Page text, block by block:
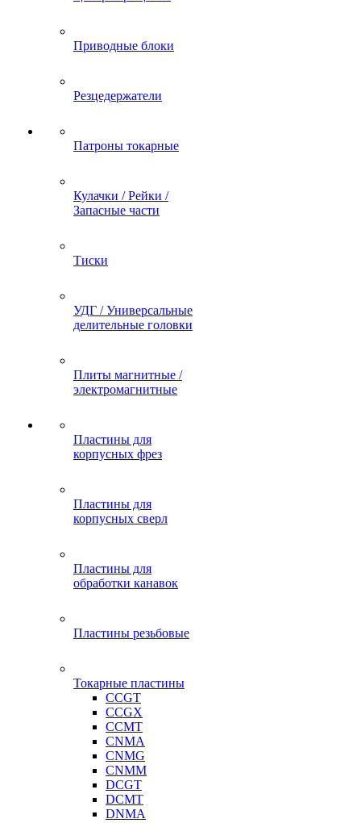
Приводные блоки
Резцедержатели
Патроны токарные
Кулачки / Рейки /
Запасные части
Тиски
УДГ / Универсальные
делительные головки
Плиты магнитные /
электромагнитные
Пластины для
корпусных фрез
Пластины для
корпусных сверл
Пластины для
обработки канавок
Пластины резьбовые
Токарные пластины
CCGT
CCGX
CCMT
CNMA
CNMG
CNMM
DCGT
DCMT
DNMA